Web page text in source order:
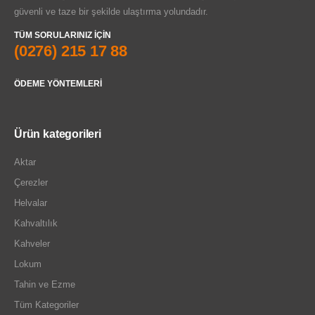
güvenli ve taze bir şekilde ulaştırma yolundadır.
TÜM SORULARINIZ IÇIN
(0276) 215 17 88
ÖDEME YÖNTEMLERI
Ürün kategorileri
Aktar
Çerezler
Helvalar
Kahvaltılık
Kahveler
Lokum
Tahin ve Ezme
Tüm Kategoriler